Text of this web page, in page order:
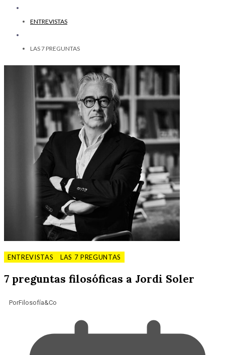
ENTREVISTAS
LAS 7 PREGUNTAS
ENTREVISTAS LAS 7 PREGUNTAS
7 preguntas filosóficas a Jordi Soler
PorFilosofía&Co